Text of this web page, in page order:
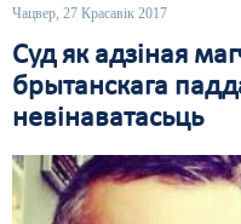
Чацвер, 27 Красавік 2017
Суд як адзіная
брытанскага
невінаватасьць